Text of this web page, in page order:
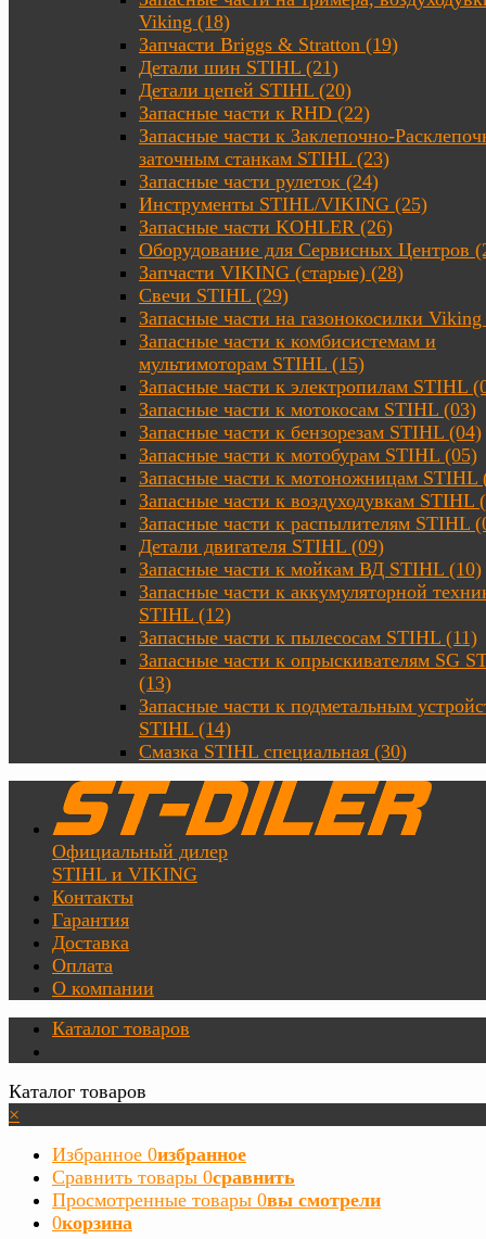
Viking (18)
Запчасти Briggs & Stratton (19)
Детали шин STIHL (21)
Детали цепей STIHL (20)
Запасные части к RHD (22)
Запасные части к Заклепочно-
заточным станкам STIHL (23)
Запасные части рулеток (24)
Инструменты STIHL/VIKING (25)
Запасные части KOHLER (26)
Оборудование для Сервисных Центров
Запчасти VIKING (старые) (28)
Свечи STIHL (29)
Запасные части на газонокосилки
Запасные части к комбисистемам и
мультимоторам STIHL (15)
Запасные части к электропилам STIHL
Запасные части к мотокосам STIHL (03)
Запасные части к бензорезам STIHL (04)
Запасные части к мотобурам STIHL (05)
Запасные части к мотоножницам STIHL
Запасные части к воздуходувкам STIHL
Запасные части к распылителям STIHL
Детали двигателя STIHL (09)
Запасные части к мойкам ВД STIHL (10)
Запасные части к аккумуляторной
STIHL (12)
Запасные части к пылесосам STIHL (11)
Запасные части к опрыскивателям SG
(13)
Запасные части к подметальным
STIHL (14)
Смазка STIHL специальная (30)
Официальный дилер
STIHL и VIKING
Контакты
Гарантия
Доставка
Оплата
О компании
Каталог товаров
Каталог товаров
×
Избранное 0избранное
Сравнить товары 0сравнить
Просмотренные товары 0вы смотрели
0корзина